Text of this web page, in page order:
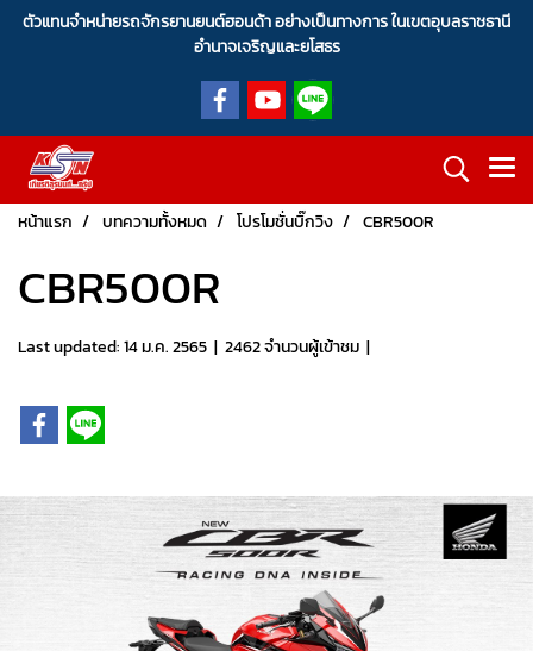
ตัวแทนจำหน่ายรถจักรยานยนต์ฮอนด้า อย่างเป็นทางการ ในเขตอุบลราชธานี
อำนาจเจริญและยโสธร
หน้าแรก บทความทั้งหมด โปรโมชั่นบิ๊กวิง CBR500R
CBR500R
Last updated: 14 ม.ค. 2565 | 2462 จำนวนผู้เข้าชม |